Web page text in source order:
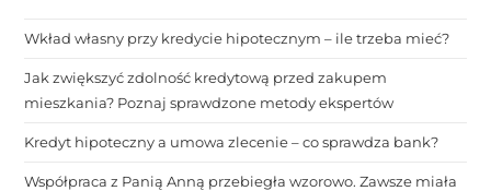
Wkład własny przy kredycie hipotecznym – ile trzeba mieć?
Jak zwiększyć zdolność kredytową przed zakupem
mieszkania? Poznaj sprawdzone metody ekspertów
Kredyt hipoteczny a umowa zlecenie – co sprawdza bank?
Współpraca z Panią Anną przebiegła wzorowo. Zawsze miała